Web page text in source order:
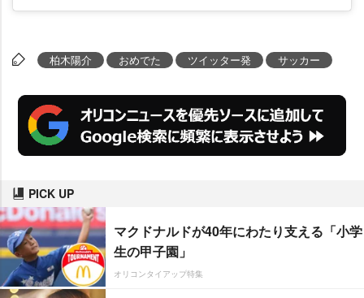
柏木陽介 おめでた ツイッター発 サッカー
PICK UP
マクドナルドが40年にわたり支える「小学
生の甲子園」
オリコンタイアップ特集